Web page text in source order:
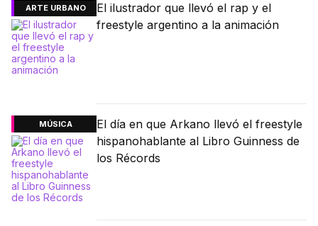
ARTE URBANO
El ilustrador que llevó el rap y el
freestyle argentino a la animación
MÚSICA
El día en que Arkano llevó el freestyle
hispanohablante al Libro Guinness de
los Récords